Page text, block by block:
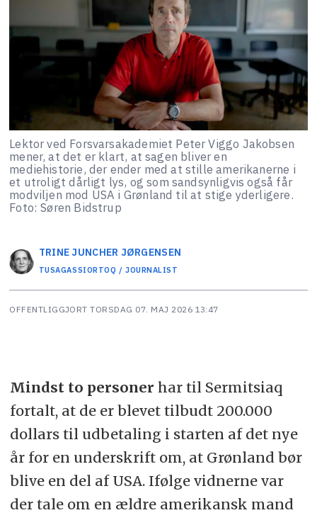
Lektor ved Forsvarsakademiet Peter Viggo Jakobsen
mener, at det er klart, at sagen bliver en
mediehistorie, der ender med at stille amerikanerne i
et utroligt dårligt lys, og som sandsynligvis også får
modviljen mod USA i Grønland til at stige yderligere.
Foto: Søren Bidstrup
TRINE JUNCHER JØRGENSEN
TUSAGASSIORTOQ / JOURNALIST
OFFENTLIGGJORT TORSDAG 07. MAJ 2026 13:47
Mindst to personer har til Sermitsiaq
fortalt, at de er blevet tilbudt 200.000
dollars til udbetaling i starten af det nye
år for en underskrift om, at Grønland bør
blive en del af USA. Ifølge vidnerne var
der tale om en ældre amerikansk mand